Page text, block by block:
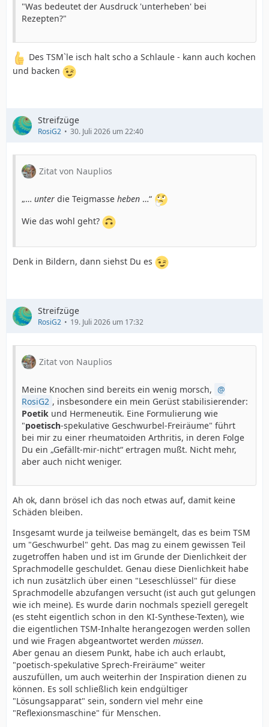
"Was bedeutet der Ausdruck 'unterheben' bei
Rezepten?"
Des TSM`le isch halt scho a Schlaule - kann auch kochen
und backen
Streifzüge
RosiG2 30. Juli 2026 um 22:40
Zitat von Nauplios
„… unter die Teigmasse heben …“
Wie das wohl geht?
Denk in Bildern, dann siehst Du es
Streifzüge
RosiG2 19. Juli 2026 um 17:32
Zitat von Nauplios
Meine Knochen sind bereits ein wenig morsch,
RosiG2 , insbesondere ein mein Gerüst stabilisierender:
Poetik und Hermeneutik. Eine Formulierung wie
"poetisch-spekulative Geschwurbel-Freiräume" führt
bei mir zu einer rheumatoiden Arthritis, in deren Folge
Du ein „Gefällt-mir-nicht“ ertragen mußt. Nicht mehr,
aber auch nicht weniger.
Ah ok, dann brösel ich das noch etwas auf, damit keine
Schäden bleiben.
Insgesamt wurde ja teilweise bemängelt, das es beim TSM
um "Geschwurbel" geht. Das mag zu einem gewissen Teil
zugetroffen haben und ist im Grunde der Dienlichkeit der
Sprachmodelle geschuldet. Genau diese Dienlichkeit habe
ich nun zusätzlich über einen "Leseschlüssel" für diese
Sprachmodelle abzufangen versucht (ist auch gut gelungen
wie ich meine). Es wurde darin nochmals speziell geregelt
(es steht eigentlich schon in den KI-Synthese-Texten), wie
die eigentlichen TSM-Inhalte herangezogen werden sollen
und wie Fragen abgeantwortet werden müssen.
Aber genau an diesem Punkt, habe ich auch erlaubt,
"poetisch-spekulative Sprech-Freiräume" weiter
auszufüllen, um auch weiterhin der Inspiration dienen zu
können. Es soll schließlich kein endgültiger
"Lösungsapparat" sein, sondern viel mehr eine
"Reflexionsmaschine" für Menschen.